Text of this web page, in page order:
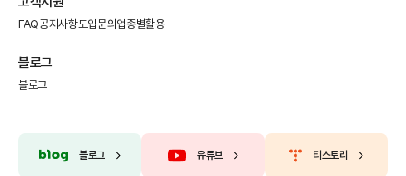
FAQ공지사항도입문의업종별활용
블로그
블로그
블로그 유튜브 티스토리